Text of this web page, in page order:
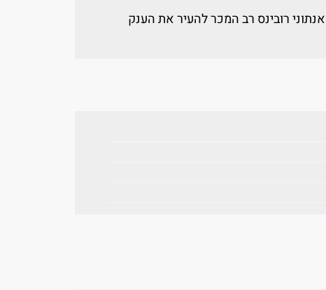
רובינס רב המכר להעיר את הענק